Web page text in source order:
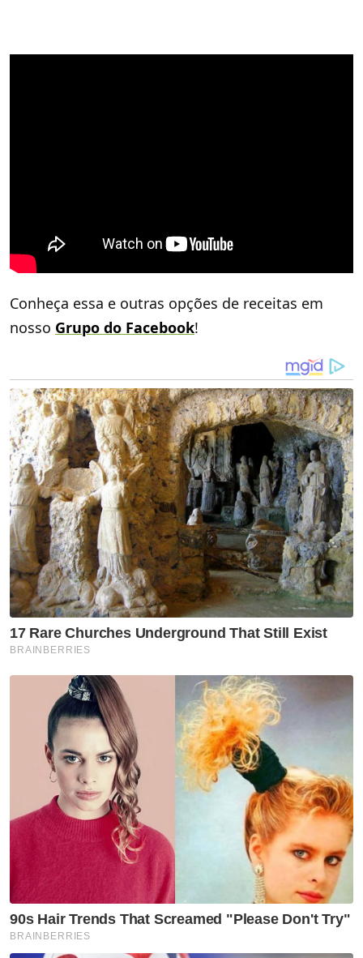
Conheça essa e outras opções de receitas em
nosso Grupo do Facebook!